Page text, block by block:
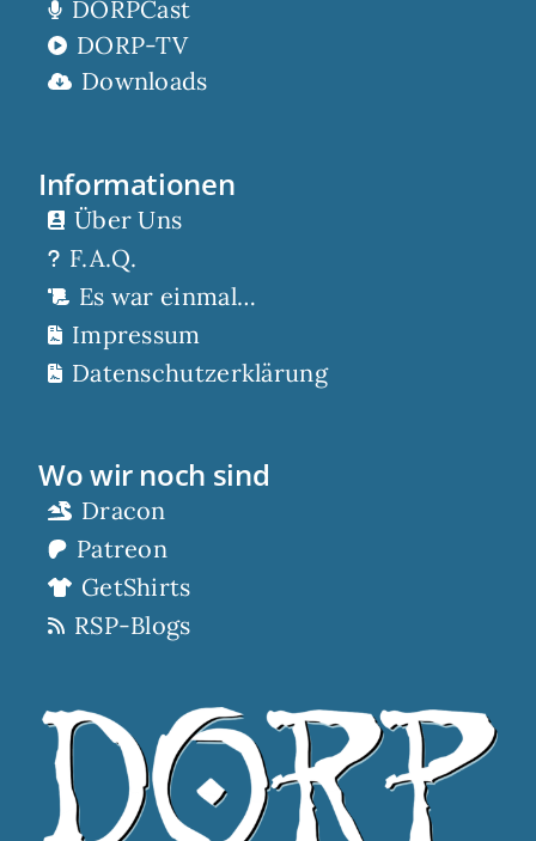
DORPCast
DORP-TV
Downloads
Informationen
Über Uns
F.A.Q.
Es war einmal…
Impressum
Datenschutzerklärung
Wo wir noch sind
Dracon
Patreon
GetShirts
RSP-Blogs